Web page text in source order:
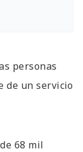
personas
de un servicio
68 mil